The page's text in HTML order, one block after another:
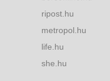
ripost.hu
metropol.hu
life.hu
she.hu